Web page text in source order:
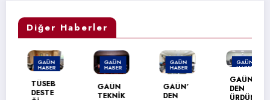
Diğer Haberler
GAÜN
HABER
TÜSEB
DESTE
GAÜN
HABER
GAÜN
TEKNİK
GAÜN
HABER
GAÜN’
DEN
GAÜN
HABER
GAÜN’
DEN
ÜRDÜN